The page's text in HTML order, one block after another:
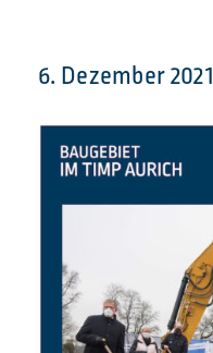
6. Dezember 2021